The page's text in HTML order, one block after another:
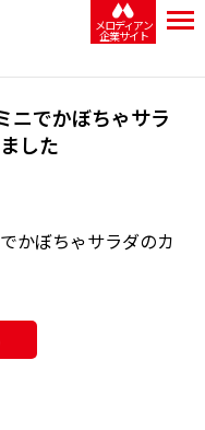
メロディアン
企業サイト
ニでかぼちゃサラ
した
かぼちゃサラダのカ